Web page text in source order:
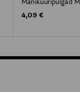
Maniküüripulgad
Original Price
4,09 €